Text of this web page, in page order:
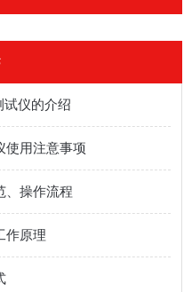
试仪的介绍
使用注意事项
、操作流程
作原理